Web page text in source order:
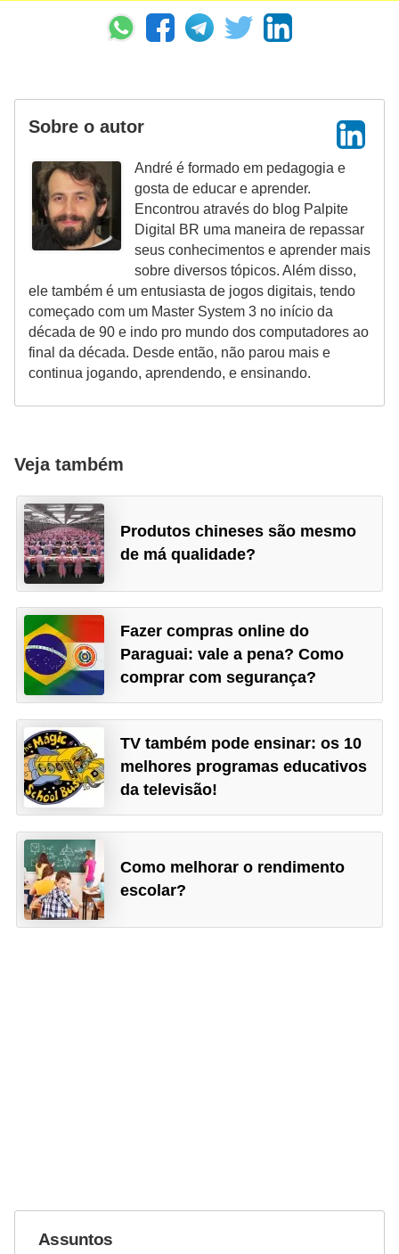
Sobre o autor
André é formado em pedagogia e
gosta de educar e aprender.
Encontrou através do blog Palpite
Digital BR uma maneira de repassar
seus conhecimentos e aprender mais
sobre diversos tópicos. Além disso,
ele também é um entusiasta de jogos digitais, tendo
começado com um Master System 3 no início da
década de 90 e indo pro mundo dos computadores ao
final da década. Desde então, não parou mais e
continua jogando, aprendendo, e ensinando.
Veja também
Produtos chineses são mesmo
de má qualidade?
Fazer compras online do
Paraguai: vale a pena? Como
comprar com segurança?
TV também pode ensinar: os 10
melhores programas educativos
da televisão!
Como melhorar o rendimento
escolar?
Assuntos
e
o
r
g
a
n
i
z
a
V
í
d
e
o
s
e
T
V